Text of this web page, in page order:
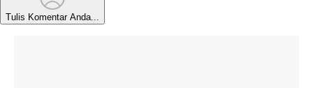
Tulis Komentar Anda...